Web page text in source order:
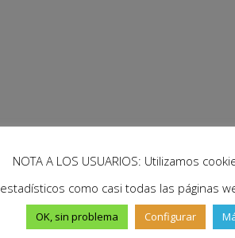
NOTA A LOS USUARIOS: Utilizamos
estadísticos como casi todas las páginas
OK, sin problema Configurar